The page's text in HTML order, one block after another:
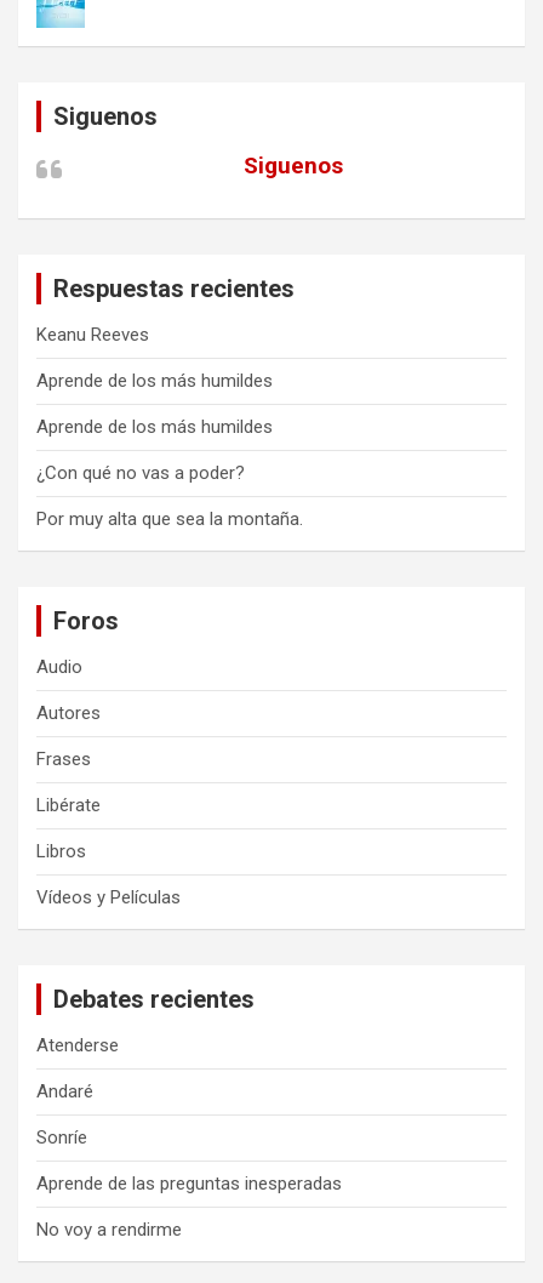
Siguenos
Siguenos
Respuestas recientes
Keanu Reeves
Aprende de los más humildes
Aprende de los más humildes
¿Con qué no vas a poder?
Por muy alta que sea la montaña.
Foros
Audio
Autores
Frases
Libérate
Libros
Vídeos y Películas
Debates recientes
Atenderse
Andaré
Sonríe
Aprende de las preguntas inesperadas
No voy a rendirme